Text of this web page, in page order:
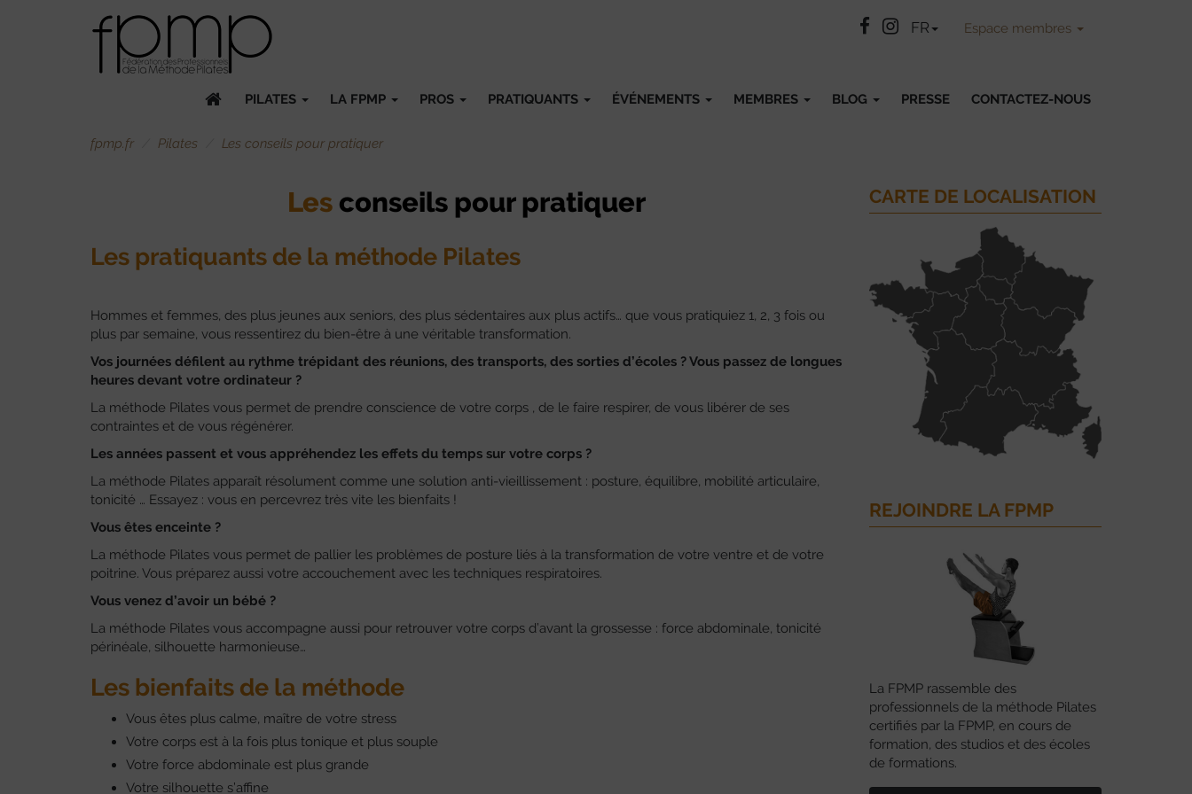
Facebook
Instatgram
FR Espace membres
PILATES LA FPMP PROS PRATIQUANTS ÉVÉNEMENTS MEMBRES BLOG PRESSE CONTACTEZ-NOUS
fpmp.fr Pilates Les conseils pour pratiquer
Lesconseils pour pratiquer
Les pratiquants de la méthode Pilates
Hommes et femmes, des plus jeunes aux seniors, des plus sédentaires aux plus actifs… que vous pratiquiez 1, 2, 3 fois ou
plus par semaine, vous ressentirez du bien-être à une véritable transformation.
Vos journées défilent au rythme trépidant des réunions, des transports, des sorties d’écoles ? Vous passez de longues
heures devant votre ordinateur ?
La méthode Pilates vous permet de prendre conscience de votre corps , de le faire respirer, de vous libérer de ses
contraintes et de vous régénérer.
Les années passent et vous appréhendez les effets du temps sur votre corps ?
La méthode Pilates apparaît résolument comme une solution anti-vieillissement : posture, équilibre, mobilité articulaire,
tonicité … Essayez : vous en percevrez très vite les bienfaits !
Vous êtes enceinte ?
La méthode Pilates vous permet de pallier les problèmes de posture liés à la transformation de votre ventre et de votre
poitrine. Vous préparez aussi votre accouchement avec les techniques respiratoires.
Vous venez d’avoir un bébé ?
La méthode Pilates vous accompagne aussi pour retrouver votre corps d’avant la grossesse : force abdominale, tonicité
périnéale, silhouette harmonieuse…
Les bienfaits de la méthode
Vous êtes plus calme, maître de votre stress
Votre corps est à la fois plus tonique et plus souple
Votre force abdominale est plus grande
Votre silhouette s’affine
CARTE DE LOCALISATION
REJOINDRE LA FPMP
La FPMP rassemble des
professionnels de la méthode Pilates
certifiés par la FPMP, en cours de
formation, des studios et des écoles
de formations.